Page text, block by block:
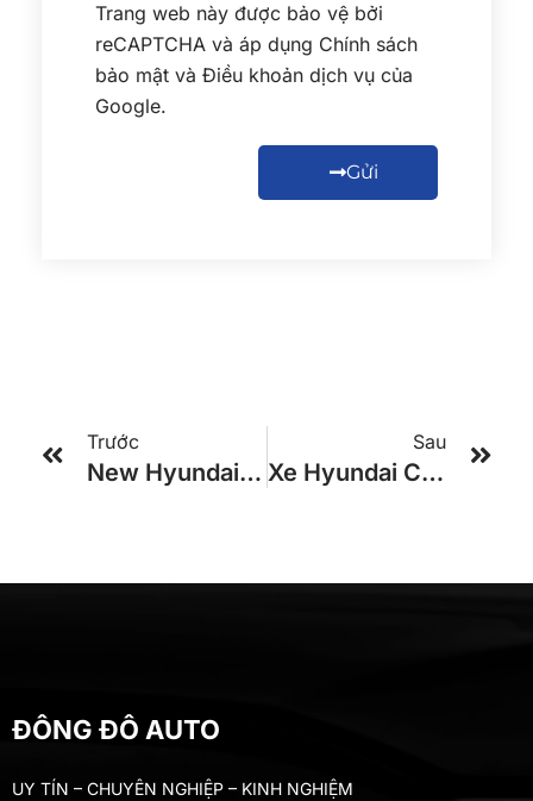
Trang web này được bảo vệ bởi
reCAPTCHA và áp dụng Chính sách
bảo mật và Điều khoản dịch vụ của
Google.
Gửi
Trước
New Hyundai Universe 29 Chỗ Động Cơ Weichai 245ps
Sau
Xe Hyundai County 29 Chỗ Tracomeco Thân Dài Cửa Gấp Xếp
ĐÔNG ĐÔ AUTO
UY TÍN – CHUYÊN NGHIỆP – KINH NGHIỆM